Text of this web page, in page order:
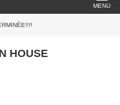
MENU
HOUSE